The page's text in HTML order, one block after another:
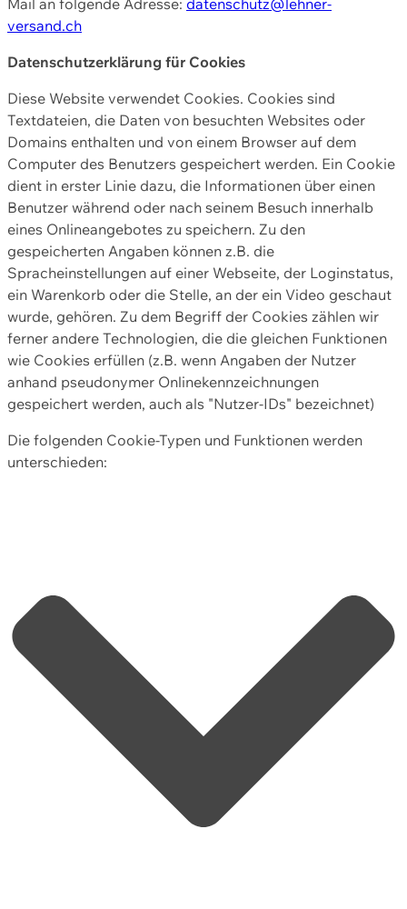
versand.ch
Datenschutzerklärung für Cookies
Diese Website verwendet Cookies. Cookies sind
Textdateien, die Daten von besuchten Websites oder
Domains enthalten und von einem Browser auf dem
Computer des Benutzers gespeichert werden. Ein Cookie
dient in erster Linie dazu, die Informationen über einen
Benutzer während oder nach seinem Besuch innerhalb
eines Onlineangebotes zu speichern. Zu den
gespeicherten Angaben können z.B. die
Spracheinstellungen auf einer Webseite, der Loginstatus,
ein Warenkorb oder die Stelle, an der ein Video geschaut
wurde, gehören. Zu dem Begriff der Cookies zählen wir
ferner andere Technologien, die die gleichen Funktionen
wie Cookies erfüllen (z.B. wenn Angaben der Nutzer
anhand pseudonymer Onlinekennzeichnungen
gespeichert werden, auch als "Nutzer-IDs" bezeichnet)
Die folgenden Cookie-Typen und Funktionen werden
unterschieden: